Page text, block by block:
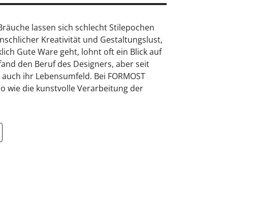
lassen sich schlecht Stilepochen
Kreativität und Gestaltungslust,
Gute Ware geht, lohnt oft ein Blick auf
den Beruf des Designers, aber seit
ihr Lebensumfeld. Bei FORMOST
wie die kunstvolle Verarbeitung der